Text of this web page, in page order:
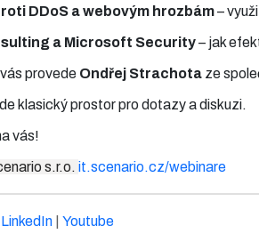
DDoS a webovým hrozbám–
a Microsoft Security– jak
provede Ondřej Strachota ze
klasický prostor pro dotazy a diskuzi.
vás!
s.r.o. it.scenario.cz/webinare
LinkedIn Youtube